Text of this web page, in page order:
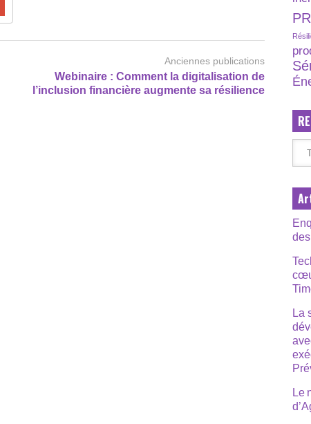
Anciennes publications
Webinaire : Comment la digitalisation de
l’inclusion financière augmente sa résilience
La
Le